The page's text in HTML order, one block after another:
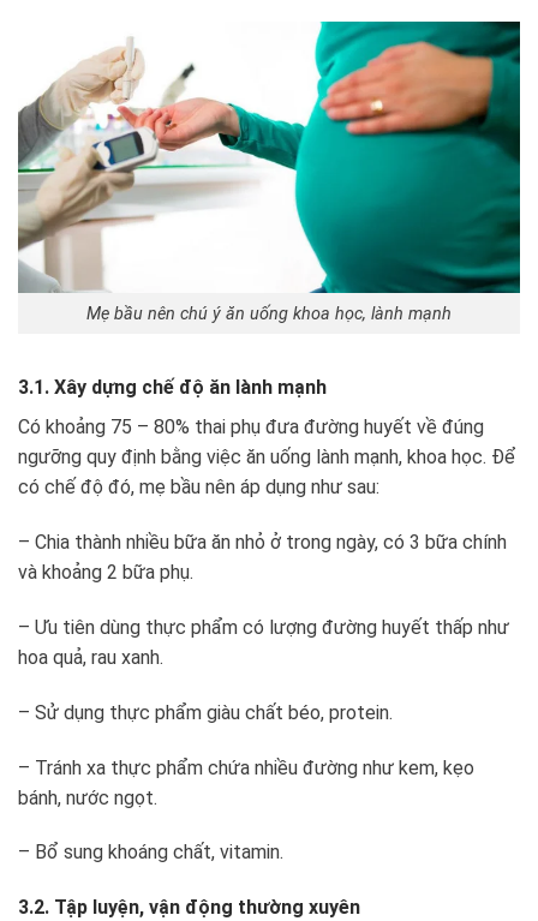
Mẹ bầu nên chú ý ăn uống khoa học, lành mạnh
3.1. Xây dựng chế độ ăn lành mạnh
Có khoảng 75 – 80% thai phụ đưa đường huyết về đúng
ngưỡng quy định bằng việc ăn uống lành mạnh, khoa học. Để
có chế độ đó, mẹ bầu nên áp dụng như sau:
– Chia thành nhiều bữa ăn nhỏ ở trong ngày, có 3 bữa chính
và khoảng 2 bữa phụ.
– Ưu tiên dùng thực phẩm có lượng đường huyết thấp như
hoa quả, rau xanh.
– Sử dụng thực phẩm giàu chất béo, protein.
– Tránh xa thực phẩm chứa nhiều đường như kem, kẹo
bánh, nước ngọt.
– Bổ sung khoáng chất, vitamin.
3.2. Tập luyện, vận động thường xuyên